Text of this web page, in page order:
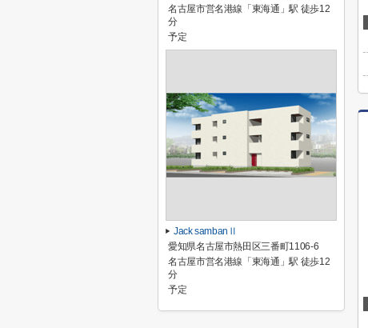
名古屋市営名港線「東海通」駅 徒歩12
分
予定
Jack sambanⅡ
愛知県名古屋市熱田区三番町1106-6
名古屋市営名港線「東海通」駅 徒歩12
分
予定